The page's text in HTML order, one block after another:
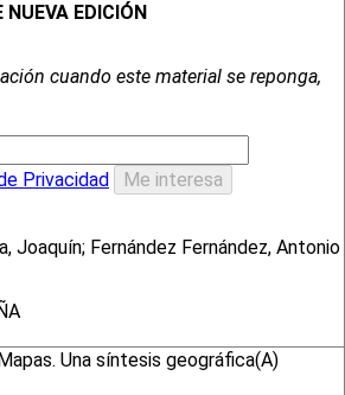
NUEVA EDICIÓN
cuando este material se reponga,
Privacidad
Joaquín; Fernández Fernández, Antonio